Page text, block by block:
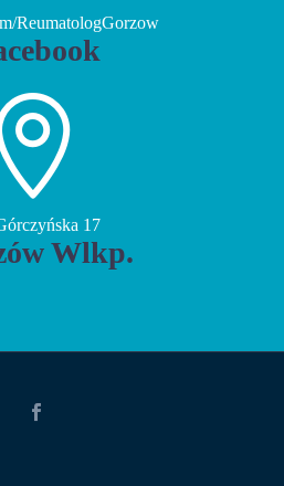
ReumatologGorzow
17
Wlkp.